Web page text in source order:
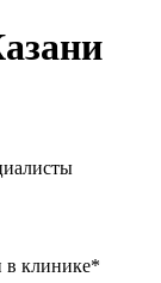
в клинике*